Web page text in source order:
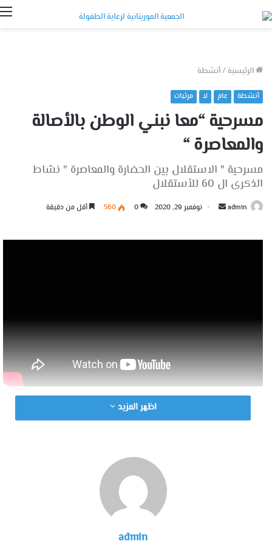
الرئيسية /أنشطة
أنشطة عام لا مرئيات
مسرحية “معا نبني الوطن بالأصالة
والمعاصرة “
مسرحية " الاستقلال بين الحضارة والمعاصرة " نشاط
الذكرى ال 60 للأستقلال
admin
أرسل نوفمبر 29, 2020 0
560 أقل من دقيقة
اظهر المزيد
admin